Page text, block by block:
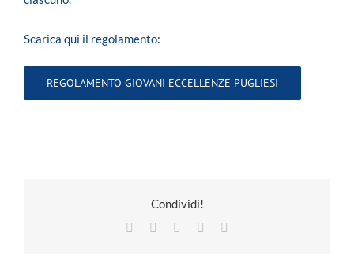
Scarica qui il regolamento:
REGOLAMENTO GIOVANI ECCELLENZE PUGLIESI
Condividi!
Facebook LinkedInPinterest